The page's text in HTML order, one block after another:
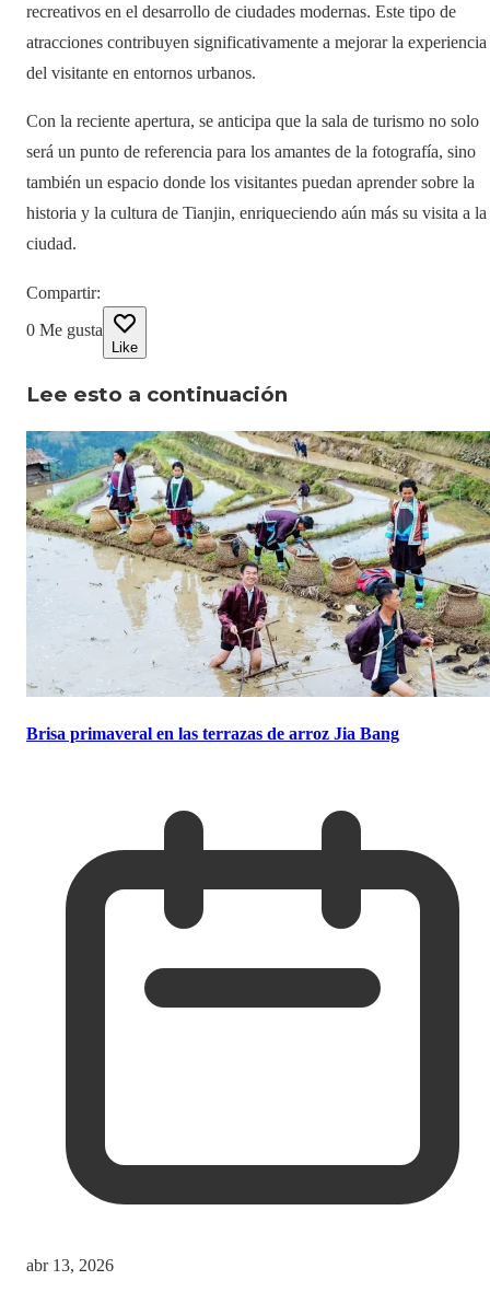
recreativos en el desarrollo de ciudades modernas. Este tipo de
atracciones contribuyen significativamente a mejorar la experiencia
del visitante en entornos urbanos.
Con la reciente apertura, se anticipa que la sala de turismo no solo
será un punto de referencia para los amantes de la fotografía, sino
también un espacio donde los visitantes puedan aprender sobre la
historia y la cultura de Tianjin, enriqueciendo aún más su visita a la
ciudad.
Compartir:
0 Me gusta
Like
Lee esto a continuación
Brisa primaveral en las terrazas de arroz Jia Bang
abr 13, 2026